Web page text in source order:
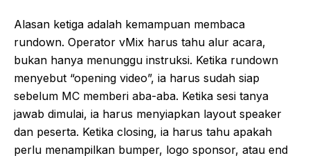
Alasan ketiga adalah kemampuan membaca
rundown. Operator vMix harus tahu alur acara,
bukan hanya menunggu instruksi. Ketika rundown
menyebut “opening video”, ia harus sudah siap
sebelum MC memberi aba-aba. Ketika sesi tanya
jawab dimulai, ia harus menyiapkan layout speaker
dan peserta. Ketika closing, ia harus tahu apakah
perlu menampilkan bumper, logo sponsor, atau end